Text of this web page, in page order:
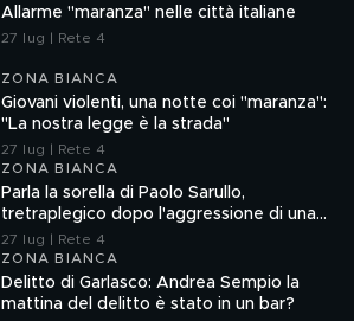
Allarme "maranza" nelle città italiane
27 lug | Rete 4
ZONA BIANCA
Giovani violenti, una notte coi "maranza":
"La nostra legge è la strada"
27 lug | Rete 4
ZONA BIANCA
Parla la sorella di Paolo Sarullo,
tretraplegico dopo l'aggressione di una
baby gang
27 lug | Rete 4
ZONA BIANCA
Delitto di Garlasco: Andrea Sempio la
mattina del delitto è stato in un bar?